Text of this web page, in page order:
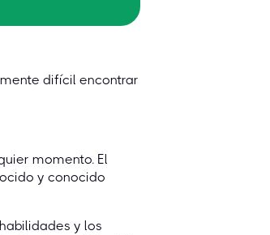
difícil encontrar
momento. El
y conocido
y los